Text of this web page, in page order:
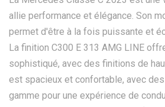
allie performance et élégance. Son
permet d'être à la fois puissante et
La finition C300 E 313 AMG LINE
sophistiqué, avec des finitions de
est spacieux et confortable, avec
gamme pour une expérience de